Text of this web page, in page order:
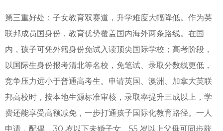
第三重好处：子女教育双赛道，升学难度大幅降低。作为英
联邦成员国身份，教育优势覆盖国内海外两条路线。在国
内，孩子可凭外籍身份免试入读顶尖国际学校；高考阶段，
以国际生身份报考清北等名校，免笔试、录取分数线更低，
竞争压力远小于普通高考生。申请英国、澳洲、加拿大英联
邦高校时，按本地生源标准审核，录取率提升三成以上，学
费还能享受高额减免，一步打通孩子国际化教育路径。一人
申请，配偶、30 岁以下未婚子女、55 岁以上父母可同步获